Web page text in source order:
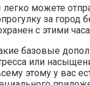
можете
за город
с этими
базовые
или
этому у вас